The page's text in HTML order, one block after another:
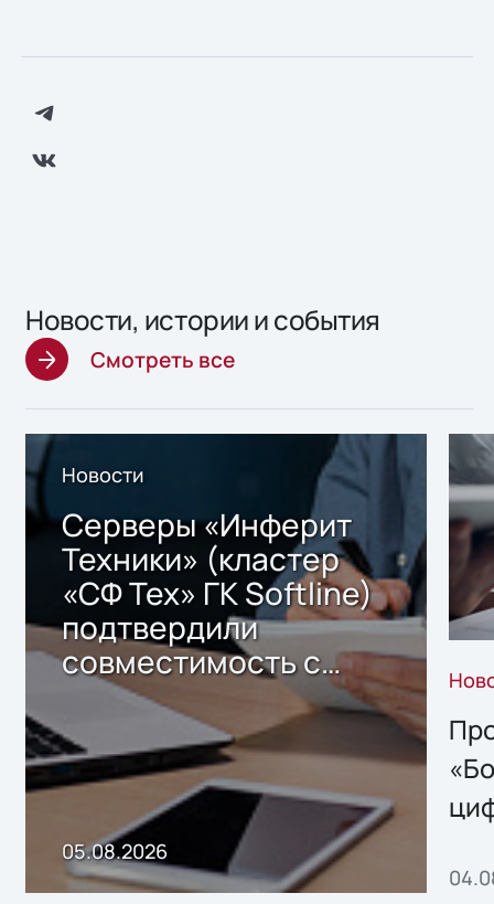
Новости, истории и события
Смотреть все
Новости
Серверы «Инферит
Техники» (кластер
«СФ Тех» ГК Softline)
подтвердили
совместимость с
решением Sharx
Storage 2.x для
хранения данных
05.08.2026